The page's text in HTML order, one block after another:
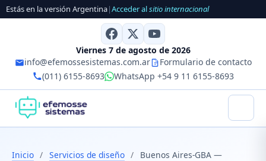
Estás en la versión Argentina|Acceder alsitio internacional
Viernes 7 de agosto de 2026
info@efemossesistemas.com.ar
Formulario de contacto
(011) 6155-8693
WhatsApp +54 9 11 6155-8693
Inicio / Servicios de diseño /
Buenos Aires-GBA —